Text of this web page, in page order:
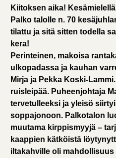
Kiitoksen aika!
Palko talolle n. 70
tilattu ja sitä sitten todella
kera!
Perinteinen, makoisa
ulkopadassa ja kauhan
Mirja ja Pekka Koski-
ruisleipää. Puheenjohtaja
tervetulleeksi ja yleisö
soppajonoon. Palkotalon
muutama kirppismyyjä –
kaappien kätköistä
iltakahville oli